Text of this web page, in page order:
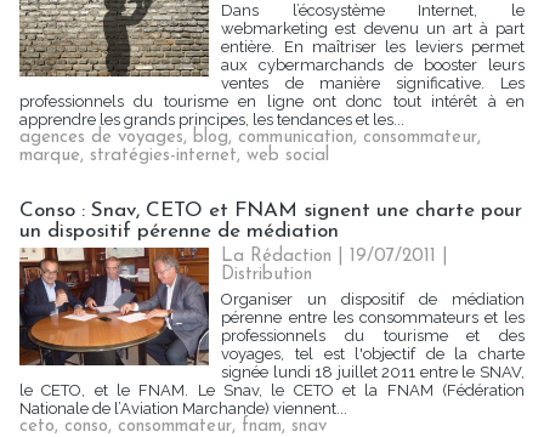
Dans l’écosystème Internet, le
webmarketing est devenu un art à part
entière. En maîtriser les leviers permet
aux cybermarchands de booster leurs
ventes de manière significative. Les
professionnels du tourisme en ligne ont donc tout intérêt à en
apprendre les grands principes, les tendances et les...
agences de voyages, blog, communication, consommateur,
marque, stratégies-internet, web social
Conso : Snav, CETO et FNAM signent une charte pour
un dispositif pérenne de médiation
La Rédaction | 19/07/2011
Distribution
Organiser un dispositif de médiation
pérenne entre les consommateurs et les
professionnels du tourisme et des
voyages, tel est l'objectif de la charte
signée lundi 18 juillet 2011 entre le SNAV,
le CETO, et le FNAM. Le Snav, le CETO et la FNAM (Fédération
Nationale de l’Aviation Marchande) viennent...
ceto, conso, consommateur, fnam, snav